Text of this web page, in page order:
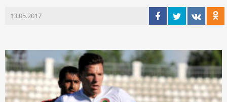
13.05.2017